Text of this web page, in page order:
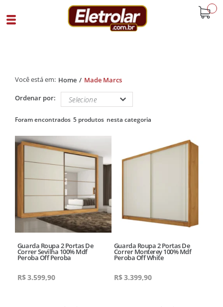
Home Made Marcs
5 produtos
Ordenar por:
Guarda Roupa 2 Portas De
Correr Sevilha 100% Mdf
Peroba Off Peroba
R$3.599,90
Guarda Roupa 2 Portas De
Correr Monterey 100% Mdf
Peroba Off White
R$3.399,90